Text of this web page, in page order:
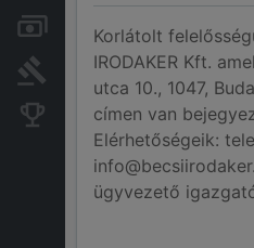
Számlák és zárolások
Bírósági eljárások
Konkurens cégek
Korlátolt
IRODAKER Kft.
utca 10., 1047,
címen van
Elérhetőségeik:
ügyvezető